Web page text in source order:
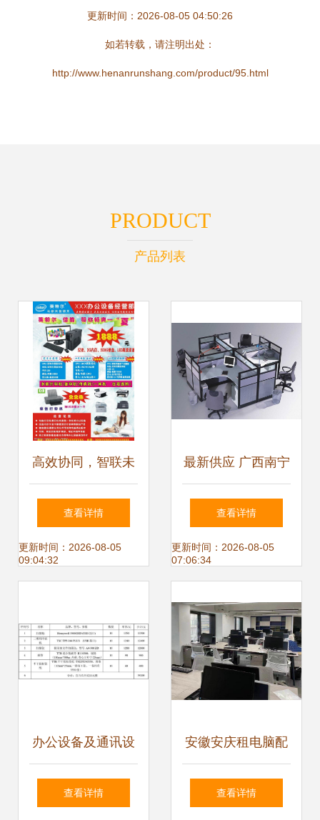
更新时间：2026-08-05 04:50:26
如若转载，请注明出处：
http://www.henanrunshang.com/product/95.html
PRODUCT
产品列表
高效协同，智联未
来——专业办公与
通讯设备一站式解
查看详情
更新时间：2026-08-05
09:04:32
最新供应 广西南宁
怡士商贸——专业
通讯设备解决方案
查看详情
更新时间：2026-08-05
07:06:34
办公设备及通讯设
备购销合同
查看详情
安徽安庆租电脑配
置多样选择,免押金
查看详情